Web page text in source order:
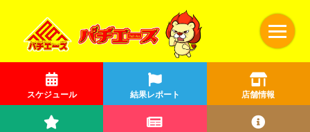
スケジュール 結果レポート 店舗情報